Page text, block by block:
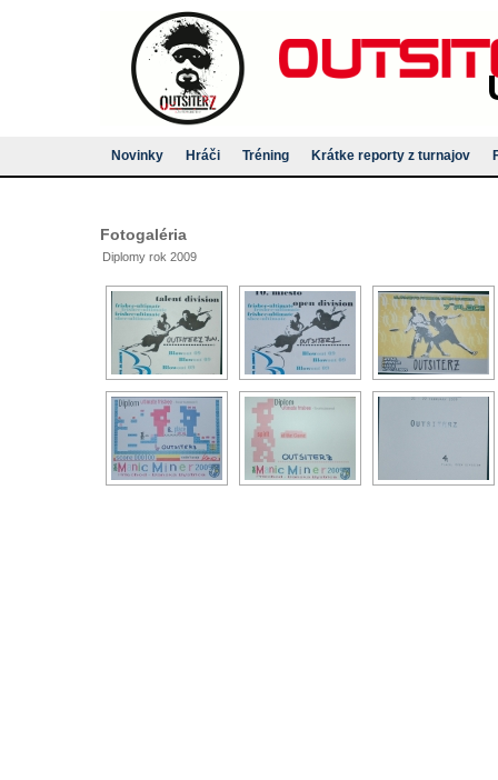
Novinky Hráči Tréning Krátke reporty z turnajov
Fotogaléria
Diplomy rok 2009